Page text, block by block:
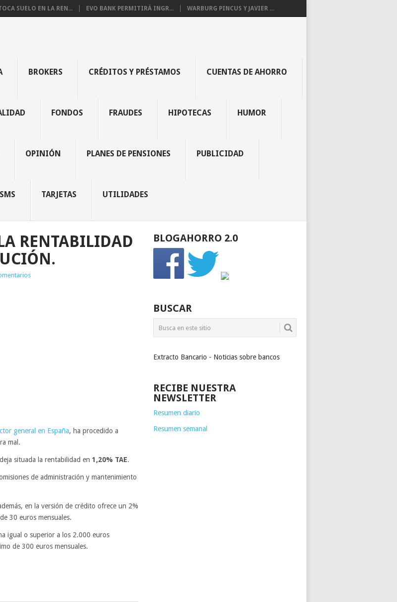
SUELO EN LA REN... EVO BANK PERMITIRÁ INGR... WARBURG PINCUS Y JAVIER ...
BROKERS CRÉDITOS Y PRÉSTAMOS CUENTAS DE AHORRO
FONDOS FRAUDES HIPOTECAS HUMOR
OPINIÓN PLANES DE PENSIONES PUBLICIDAD
SMS TARJETAS UTILIDADES
RENTABILIDAD
general en España, ha procedido a
mal.
situada la rentabilidad en 1,20% TAE.
de administración y mantenimiento
en la versión de crédito ofrece un 2%
30 euros mensuales.
igual o superior a los 2.000 euros
de 300 euros mensuales.
BLOGAHORRO 2.0
BUSCAR
Extracto Bancario - Noticias sobre bancos
RECIBE NUESTRA
NEWSLETTER
Resumen diario
Resumen semanal